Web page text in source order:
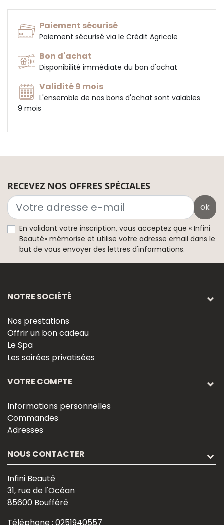
Paiement sécurisé
Paiement sécurisé via le Crédit Agricole
Bon d'achat
Disponibilité immédiate du bon d'achat
Validité 9 mois
L'ensemble de nos bons d'achat sont valables
9 mois
RECEVEZ NOS OFFRES SPÉCIALES
ok
En validant votre inscription, vous acceptez que « Infini
Beauté» mémorise et utilise votre adresse email dans le
but de vous envoyer des lettres d'informations.
NOTRE SOCIÉTÉ
Nos prestations
Offrir un bon cadeau
Le Spa
Les soirées privatisées
VOTRE COMPTE
Informations personnelles
Commandes
Adresses
NOUS CONTACTER
Infini Beauté
31, rue de l'Océan
85600 Boufféré